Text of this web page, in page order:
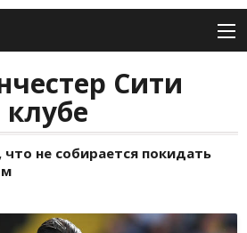
Сити
клубе
не собирается покидать